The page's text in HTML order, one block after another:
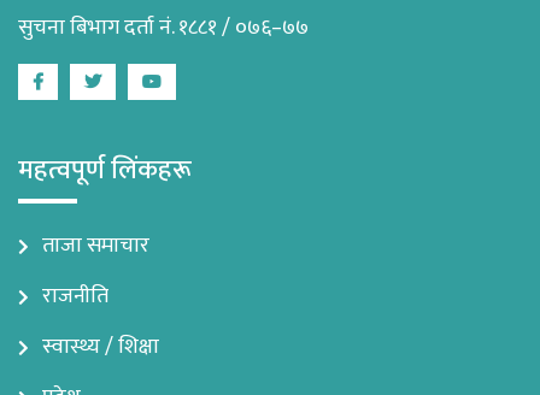
सुचना बिभाग दर्ता नं. १८८१ / ०७६–७७
FacebookTwitterYoutube
महत्वपूर्ण लिंकहरू
ताजा समाचार
राजनीति
स्वास्थ्य / शिक्षा